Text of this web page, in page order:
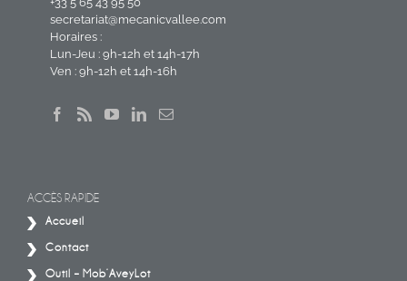
secretariat@mecanicvallee.com
Horaires :
Lun-Jeu : 9h-12h et 14h-17h
Ven : 9h-12h et 14h-16h
ACCÈS RAPIDE
Accueil
Contact
Outil – Mob’AveyLot